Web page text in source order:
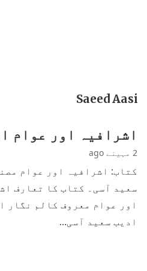
Saeed Aasi
اشرافیہ اور عوام
2 مہینے ago
کتاب: اشرافیہ اور عوام
سعید آسی۔ کتاب کا تعارف
اور عوام معروف کالم نگار
ادیب سعید آسی…